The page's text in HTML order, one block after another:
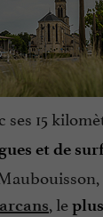
ses 15
et de
, le